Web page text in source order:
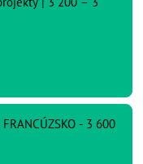
FRANCÚZSKO - 3 600